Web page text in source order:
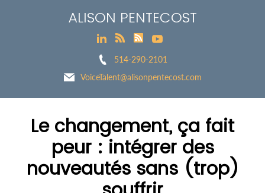
ALISON PENTECOST
514-290-2101
VoiceTalent@alisonpentecost.com
Le changement, ça fait
peur : intégrer des
nouveautés sans (trop)